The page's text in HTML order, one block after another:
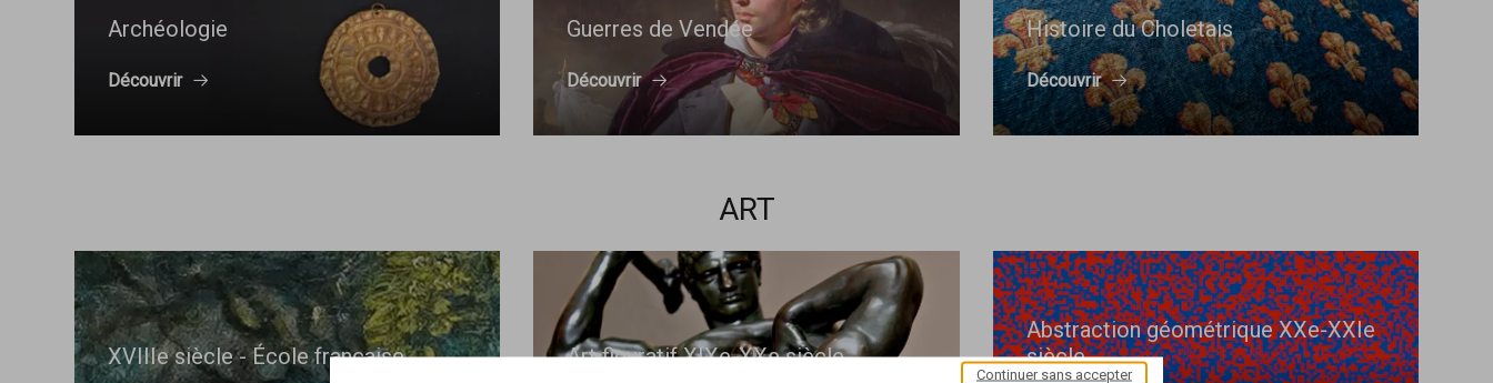
Archéologie
Découvrir
Guerres de Vendée
Découvrir
Histoire du Choletais
Découvrir
ART
XVIIIe siècle - École française Art figuratif XIXe-XXe siècle
Abstraction géométrique XXe-XXIe
siècle
Continuer sans accepter